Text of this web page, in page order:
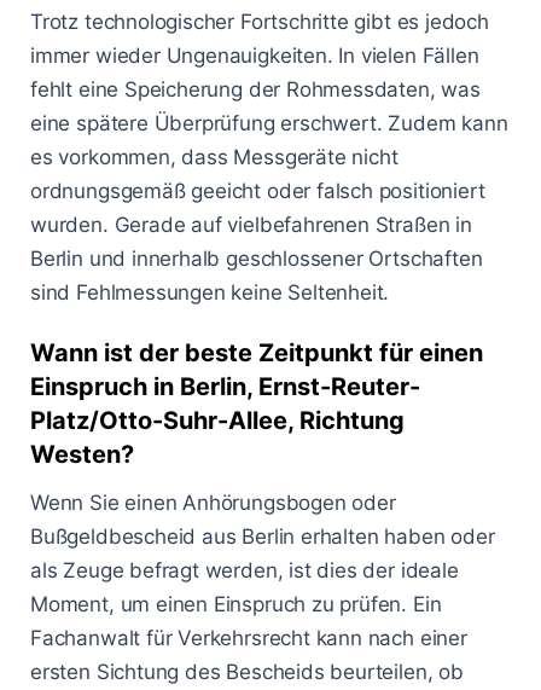
Trotz technologischer Fortschritte gibt es jedoch
immer wieder Ungenauigkeiten. In vielen Fällen
fehlt eine Speicherung der Rohmessdaten, was
eine spätere Überprüfung erschwert. Zudem kann
es vorkommen, dass Messgeräte nicht
ordnungsgemäß geeicht oder falsch positioniert
wurden. Gerade auf vielbefahrenen Straßen in
Berlin und innerhalb geschlossener Ortschaften
sind Fehlmessungen keine Seltenheit.
Wann ist der beste Zeitpunkt für einen
Einspruch in Berlin, Ernst-Reuter-
Platz/Otto-Suhr-Allee, Richtung
Westen?
Wenn Sie einen Anhörungsbogen oder
Bußgeldbescheid aus Berlin erhalten haben oder
als Zeuge befragt werden, ist dies der ideale
Moment, um einen Einspruch zu prüfen. Ein
Fachanwalt für Verkehrsrecht kann nach einer
ersten Sichtung des Bescheids beurteilen, ob